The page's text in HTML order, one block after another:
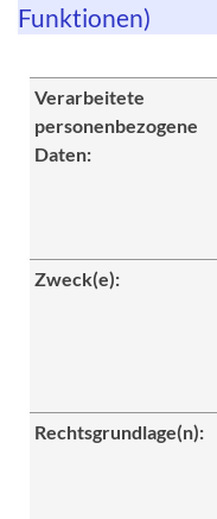
Funktionen)
Verarbeitete
personenbezogene
Daten:
Zweck(e):
Rechtsgrundlage(n):